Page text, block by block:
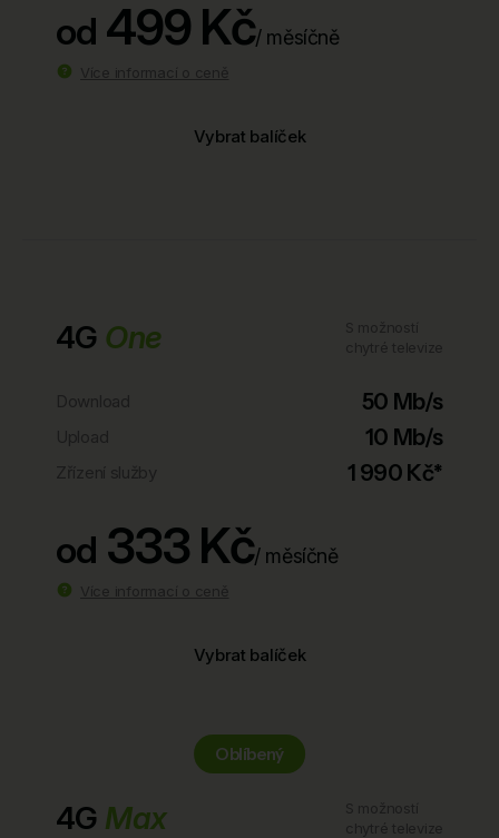
od 499 Kč/ měsíčně
Vybrat balíček
4G One
50 Mb/s
10 Mb/s
1 990 Kč*
od 333 Kč/ měsíčně
Vybrat balíček
Oblíbený
4G Max